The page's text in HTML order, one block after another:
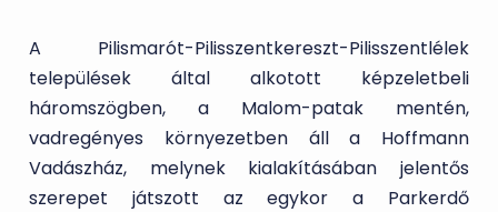
A Pilismarót-Pilisszentkereszt-Pilisszentlélek
települések által alkotott képzeletbeli
háromszögben, a Malom-patak mentén,
vadregényes környezetben áll a Hoffmann
Vadászház, melynek kialakításában jelentős
szerepet játszott az egykor a Parkerdő